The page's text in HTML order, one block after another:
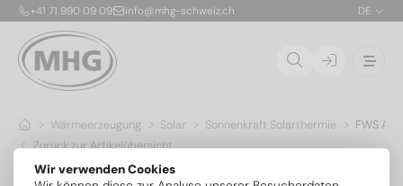
Wir verwenden Cookies
+41 71 990 09 09 info@mhg-schweiz.ch DE
Wärmeerzeugung Solar Sonnenkraft Solarthermie
FWS
Zurück zur Artikelübersicht